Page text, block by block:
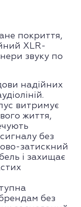
покриття,
XLR-
звуку по
надійних
витримує
життя,
без
затискний
і захищає
без